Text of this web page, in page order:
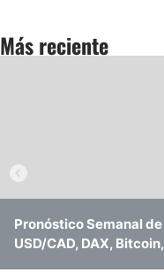
Más reciente
Pronóstico Semanal de
USD/CAD, DAX,
Pronóstico Semanal
Repunte del Yen,
Pares en Foco de la
EUR/USD, USD/JPY,